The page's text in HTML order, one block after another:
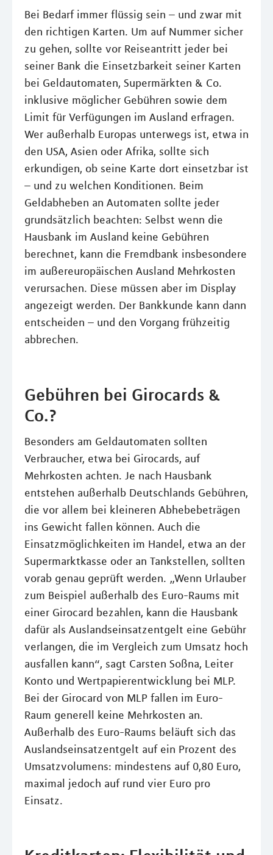
Bei Bedarf immer flüssig sein – und zwar mit
den richtigen Karten. Um auf Nummer sicher
zu gehen, sollte vor Reiseantritt jeder bei
seiner Bank die Einsetzbarkeit seiner Karten
bei Geldautomaten, Supermärkten & Co.
inklusive möglicher Gebühren sowie dem
Limit für Verfügungen im Ausland erfragen.
Wer außerhalb Europas unterwegs ist, etwa in
den USA, Asien oder Afrika, sollte sich
erkundigen, ob seine Karte dort einsetzbar ist
– und zu welchen Konditionen. Beim
Geldabheben an Automaten sollte jeder
grundsätzlich beachten: Selbst wenn die
Hausbank im Ausland keine Gebühren
berechnet, kann die Fremdbank insbesondere
im außereuropäischen Ausland Mehrkosten
verursachen. Diese müssen aber im Display
angezeigt werden. Der Bankkunde kann dann
entscheiden – und den Vorgang frühzeitig
abbrechen.
Gebühren bei Girocards &
Co.?
Besonders am Geldautomaten sollten
Verbraucher, etwa bei Girocards, auf
Mehrkosten achten. Je nach Hausbank
entstehen außerhalb Deutschlands Gebühren,
die vor allem bei kleineren Abhebebeträgen
ins Gewicht fallen können. Auch die
Einsatzmöglichkeiten im Handel, etwa an der
Supermarktkasse oder an Tankstellen, sollten
vorab genau geprüft werden. „Wenn Urlauber
zum Beispiel außerhalb des Euro-Raums mit
einer Girocard bezahlen, kann die Hausbank
dafür als Auslandseinsatzentgelt eine Gebühr
verlangen, die im Vergleich zum Umsatz hoch
ausfallen kann“, sagt Carsten Soßna, Leiter
Konto und Wertpapierentwicklung bei MLP.
Bei der Girocard von MLP fallen im Euro-
Raum generell keine Mehrkosten an.
Außerhalb des Euro-Raums beläuft sich das
Auslandseinsatzentgelt auf ein Prozent des
Umsatzvolumens: mindestens auf 0,80 Euro,
maximal jedoch auf rund vier Euro pro
Einsatz.